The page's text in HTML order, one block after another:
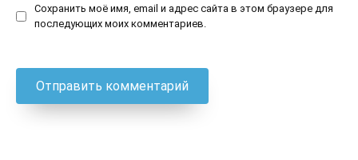
Сохранить моё имя, email и адрес сайта в этом браузере для
последующих моих комментариев.